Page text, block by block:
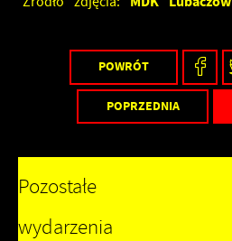
POWRÓT
POPRZEDNIA
Pozostałe
wydarzenia